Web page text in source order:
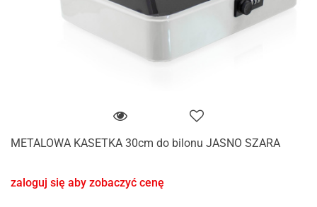
METALOWA KASETKA 30cm do bilonu JASNO SZARA
zaloguj się aby zobaczyć cenę